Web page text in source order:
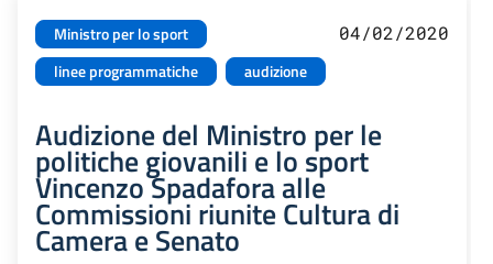
Ministro per lo sport
linee programmatiche
audizione
04/02/2020
Audizione del Ministro per le
politiche giovanili e lo sport
Vincenzo Spadafora alle
Commissioni riunite Cultura di
Camera e Senato